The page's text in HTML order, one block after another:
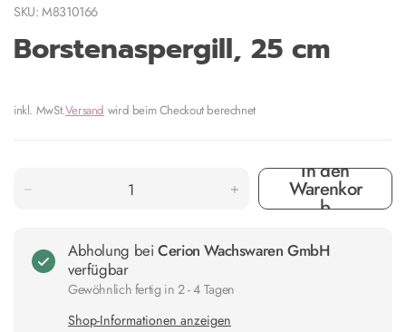
SKU: M8310166
Borstenaspergill, 25 cm
inkl. MwSt.Versand wird beim Checkout berechnet
In den
Warenkor
b
Abholung beiCerion Wachswaren GmbH
verfügbar
Gewöhnlich fertig in 2 - 4 Tagen
Shop-Informationen anzeigen